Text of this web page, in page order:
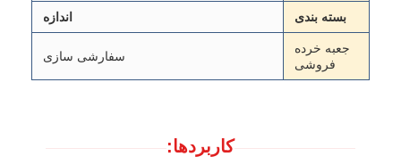
بسته بندی اندازه
جعبه خرده
فروشی
سفارشی سازی
کاربردها: